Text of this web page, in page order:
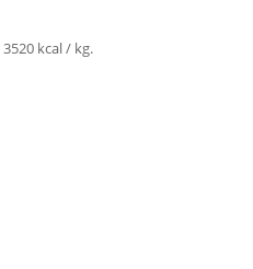
3520 kcal / kg.